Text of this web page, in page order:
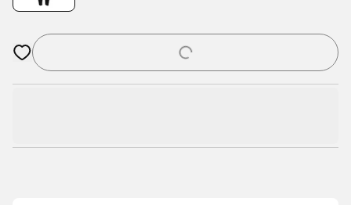
Åbner en Modal til at logge ind eller tilmelde dig som medlem